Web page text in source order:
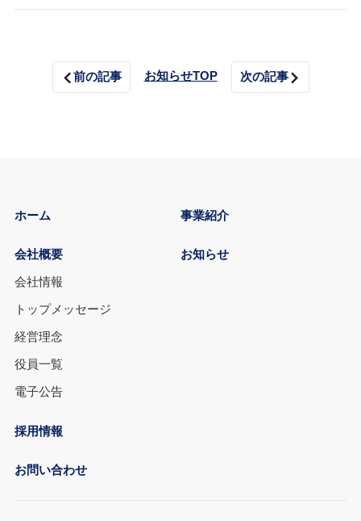
前の記事 お知らせTOP 次の記事
ホーム
会社概要
会社情報
トップメッセージ
経営理念
役員一覧
電子公告
事業紹介
お知らせ
採用情報
お問い合わせ